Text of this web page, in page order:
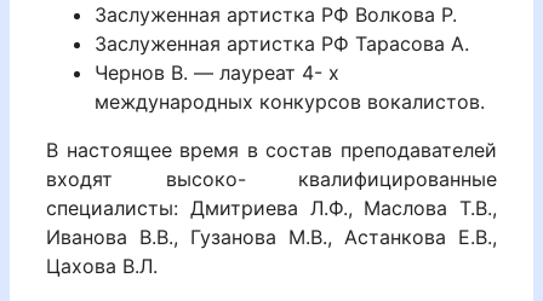
Заслуженная артистка РФ Волкова Р.
Заслуженная артистка РФ Тарасова А.
Чернов В. — лауреат 4- х
международных конкурсов вокалистов.
В настоящее время в состав преподавателей
входят высоко- квалифицированные
специалисты: Дмитриева Л.Ф., Маслова Т.В.,
Иванова В.В., Гузанова М.В., Астанкова Е.В.,
Цахова В.Л.